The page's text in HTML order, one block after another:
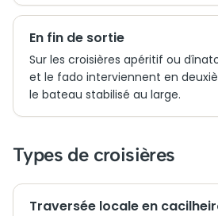
En fin de sortie
Sur les croisières apéritif ou
et le fado interviennent en
le bateau stabilisé au large.
Types de croisières
Traversée locale en